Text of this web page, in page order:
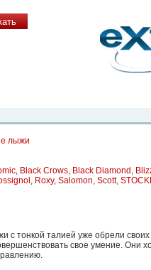
лыжи
, Black Crows, Black Diamond ,
, Roxy, Salomon, Scott,
с тонкой талией уже обрели
свое умение. Они